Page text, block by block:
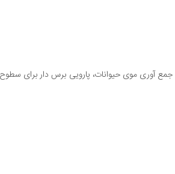
آوری موی حیوانات، پارویی برس دار برای